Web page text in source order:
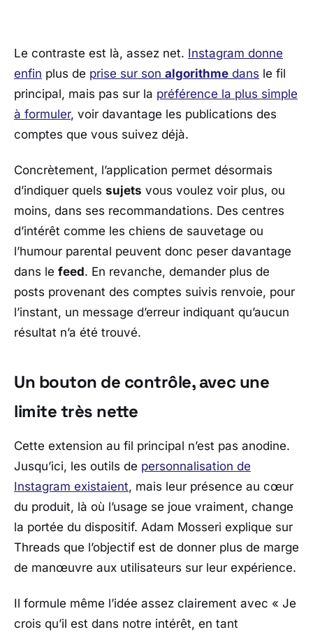
Le contraste est là, assez net. Instagram donne
enfin plus de prise sur son algorithme dans le fil
principal, mais pas sur la préférence la plus simple
à formuler, voir davantage les publications des
comptes que vous suivez déjà.
Concrètement, l’application permet désormais
d’indiquer quels sujets vous voulez voir plus, ou
moins, dans ses recommandations. Des centres
d’intérêt comme les chiens de sauvetage ou
l’humour parental peuvent donc peser davantage
dans le feed. En revanche, demander plus de
posts provenant des comptes suivis renvoie, pour
l’instant, un message d’erreur indiquant qu’aucun
résultat n’a été trouvé.
Un bouton de contrôle, avec une
limite très nette
Cette extension au fil principal n’est pas anodine.
Jusqu’ici, les outils de personnalisation de
Instagram existaient, mais leur présence au cœur
du produit, là où l’usage se joue vraiment, change
la portée du dispositif. Adam Mosseri explique sur
Threads que l’objectif est de donner plus de marge
de manœuvre aux utilisateurs sur leur expérience.
Il formule même l’idée assez clairement avec « Je
crois qu’il est dans notre intérêt, en tant